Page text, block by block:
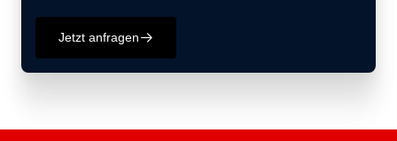
Jetzt anfragen􀄫